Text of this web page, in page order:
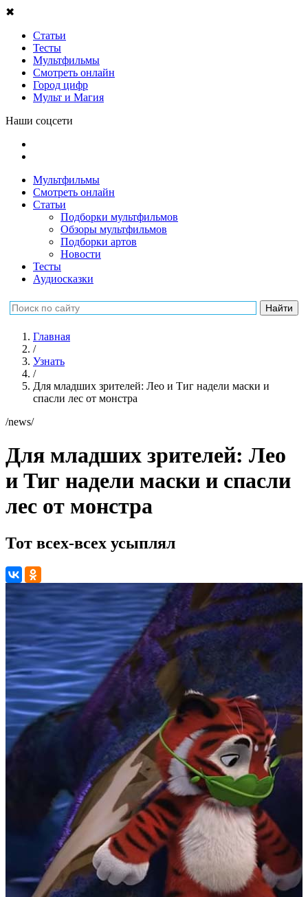
✖
Статьи
Тесты
Мультфильмы
Смотреть онлайн
Город цифр
Мульт и Магия
Наши соцсети
Мультфильмы
Смотреть онлайн
Статьи
Подборки мультфильмов
Обзоры мультфильмов
Подборки артов
Новости
Тесты
Аудиосказки
Главная
/
Узнать
/
Для младших зрителей: Лео и Тиг надели маски и
спасли лес от монстра
/news/
Для младших зрителей: Лео
и Тиг надели маски и спасли
лес от монстра
Тот всех-всех усыплял